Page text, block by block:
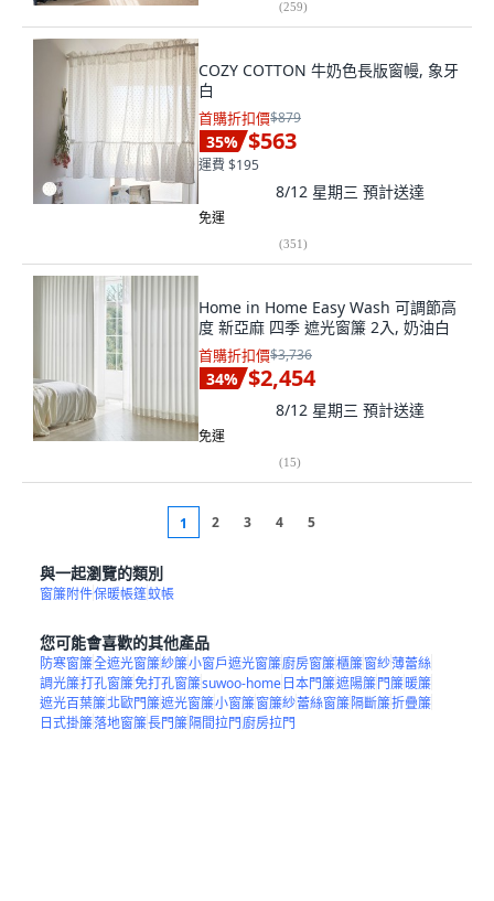
(259)
COZY COTTON 牛奶色長版窗幔, 象牙
白
首購折扣價$879
35% $563
運費 $195
8/12 星期三 預計送達
免運
(351)
Home in Home Easy Wash 可調節高
度 新亞麻 四季 遮光窗簾 2入, 奶油白
首購折扣價$3,736
34% $2,454
8/12 星期三 預計送達
免運
(15)
1 2 3 4 5
與一起瀏覽的類別
窗簾附件保暖帳篷蚊帳
您可能會喜歡的其他產品
防寒窗簾全遮光窗簾紗簾小窗戶遮光窗簾廚房窗簾櫃簾窗紗薄蕾絲
調光簾打孔窗簾免打孔窗簾suwoo-home日本門簾遮陽簾門簾暖簾
遮光百葉簾北歐門簾遮光窗簾小窗簾窗簾紗蕾絲窗簾隔斷簾折疊簾
日式掛簾落地窗簾長門簾隔間拉門廚房拉門